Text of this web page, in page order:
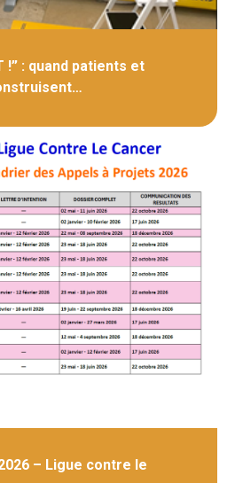
!” : quand patients et
– Ligue contre le